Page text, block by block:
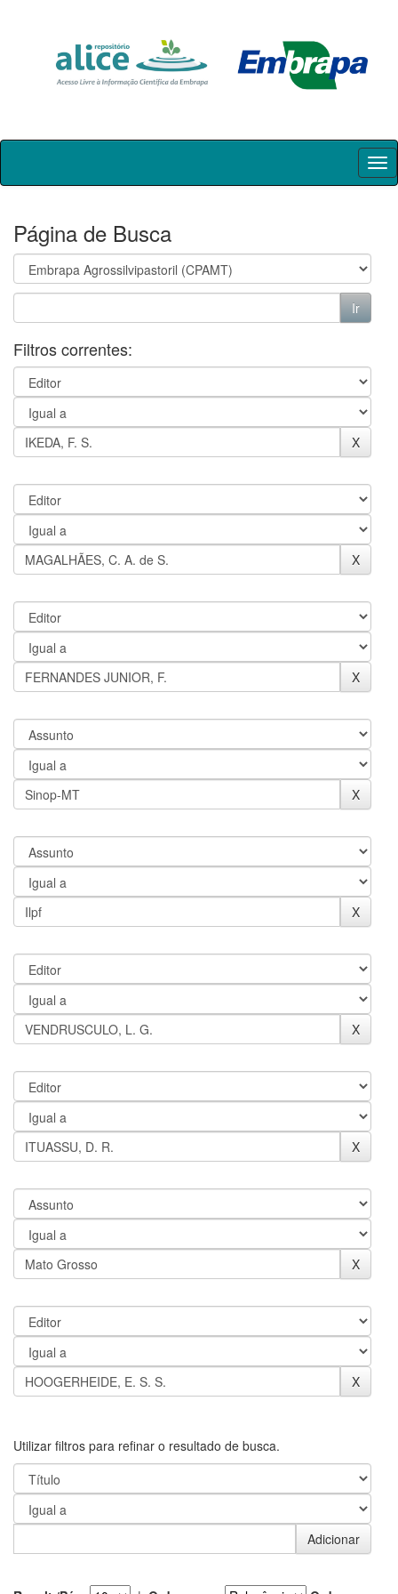
Skip
Página de Busca
Filtros correntes:
Utilizar filtros para refinar o resultado de busca.